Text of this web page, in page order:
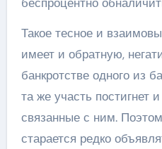
Такое тесное и
имеет и обратную,
банкротстве одного из
та же участь постигнет
связанные с ним.
старается редко